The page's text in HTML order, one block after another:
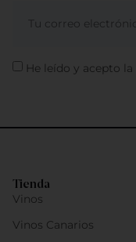
Tienda
Vinos
Vinos Canarios
He leído y acepto la